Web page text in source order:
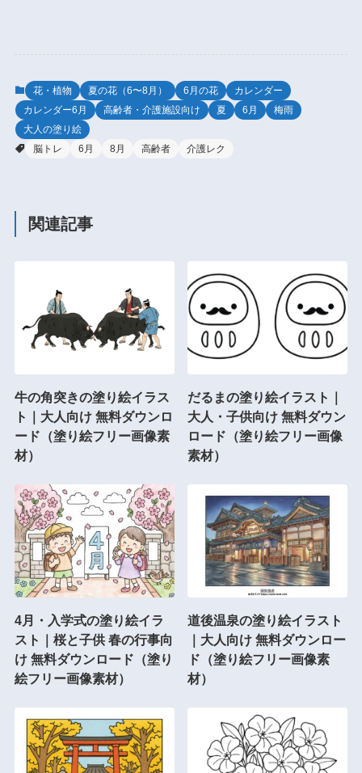
花・植物 夏の花（6〜8月） 6月の花
カレンダー
カレンダー6月
高齢者・介護施設向け 夏 6月
梅雨
大人の塗り絵
脳トレ
6月 8月 高齢者 介護レク
関連記事
牛の角突きの塗り絵イラス
ト｜大人向け 無料ダウンロ
ード（塗り絵フリー画像素
材）
だるまの塗り絵イラスト｜
大人・子供向け 無料ダウン
ロード（塗り絵フリー画像
素材）
4月・入学式の塗り絵イラ
スト｜桜と子供 春の行事向
け 無料ダウンロード（塗り
絵フリー画像素材）
道後温泉の塗り絵イラスト
｜大人向け 無料ダウンロー
ド（塗り絵フリー画像素
材）